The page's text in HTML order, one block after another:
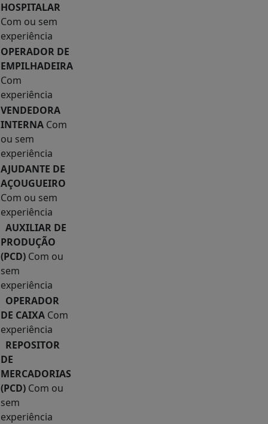
HOSPITALAR
Com ou sem
experiência
OPERADOR DE
EMPILHADEIRA
Com
experiência
VENDEDORA
INTERNA Com
ou sem
experiência
AJUDANTE DE
AÇOUGUEIRO
Com ou sem
experiência
AUXILIAR DE
PRODUÇÃO
(PCD) Com ou
sem
experiência
OPERADOR
DE CAIXA Com
experiência
REPOSITOR
DE
MERCADORIAS
(PCD) Com ou
sem
experiência